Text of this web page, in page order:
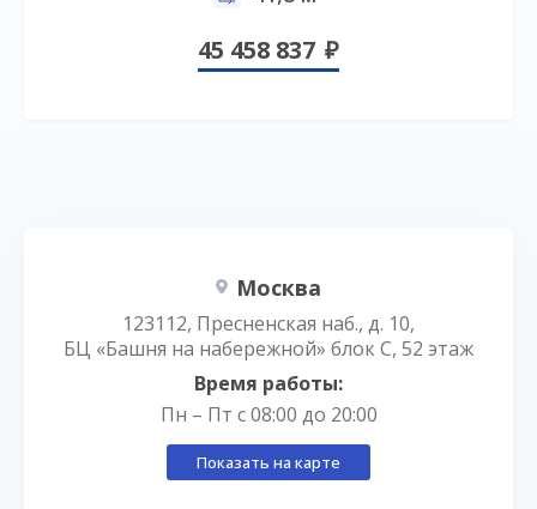
45 458 837
Москва
123112, Пресненская наб., д. 10,
БЦ «Башня на набережной» блок С, 52 этаж
Время работы:
Пн – Пт с 08:00 до 20:00
Показать на карте